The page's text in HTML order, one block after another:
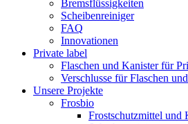
Bremsflüssigkeiten
Scheibenreiniger
FAQ
Innovationen
Private label
Flaschen und Kanister für
Verschlusse für Flaschen
Unsere Projekte
Frosbio
Frostschutzmittel und